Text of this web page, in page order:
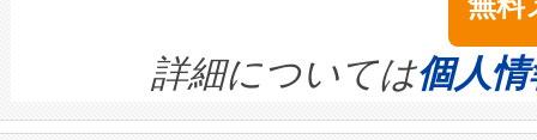
きます。この効率性は、フェ
ます。 Voltaiq provides a
quality and reliability for AI
BESS stack to ensure battery
イズの小径化を実現すること
す。ノーマルモードでは、
ートル先まで検出でき、これ
詳細については個人